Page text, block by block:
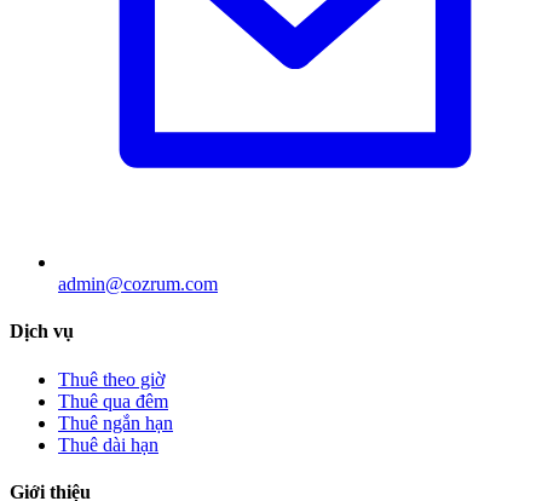
admin@cozrum.com
Dịch vụ
Thuê theo giờ
Thuê qua đêm
Thuê ngắn hạn
Thuê dài hạn
Giới thiệu